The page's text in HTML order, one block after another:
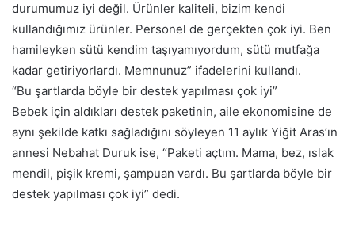
durumumuz iyi değil. Ürünler kaliteli, bizim kendi
kullandığımız ürünler. Personel de gerçekten çok iyi. Ben
hamileyken sütü kendim taşıyamıyordum, sütü mutfağa
kadar getiriyorlardı. Memnunuz” ifadelerini kullandı.
“Bu şartlarda böyle bir destek yapılması çok iyi”
Bebek için aldıkları destek paketinin, aile ekonomisine de
aynı şekilde katkı sağladığını söyleyen 11 aylık Yiğit Aras’ın
annesi Nebahat Duruk ise, “Paketi açtım. Mama, bez, ıslak
mendil, pişik kremi, şampuan vardı. Bu şartlarda böyle bir
destek yapılması çok iyi” dedi.